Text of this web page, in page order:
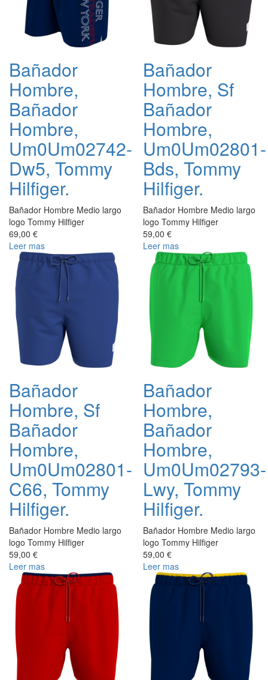
Bañador
Hombre,
Bañador
Hombre,
Um0Um02742-
Dw5, Tommy
Hilfiger.
Bañador Hombre Medio largo
logo Tommy Hilfiger
69,00 €
Leer mas
Bañador
Hombre, Sf
Bañador
Hombre,
Um0Um02801-
Bds, Tommy
Hilfiger.
Bañador Hombre Medio largo
logo Tommy Hilfiger
59,00 €
Leer mas
Bañador
Hombre, Sf
Bañador
Hombre,
Um0Um02801-
C66, Tommy
Hilfiger.
Bañador Hombre Medio largo
logo Tommy Hilfiger
59,00 €
Leer mas
Bañador
Hombre,
Bañador
Hombre,
Um0Um02793-
Lwy, Tommy
Hilfiger.
Bañador Hombre Medio largo
logo Tommy Hilfiger
59,00 €
Leer mas